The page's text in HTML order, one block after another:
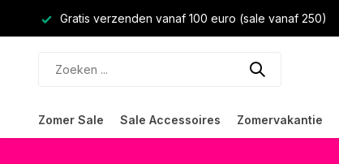
Gratis verzenden vanaf 100 euro (sale vanaf 250)
Zomer Sale Sale Accessoires Zomervakantie